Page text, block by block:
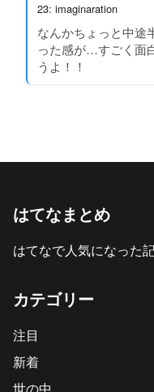
23: imaginaration
なんかちょっと中途
った感が…すごく面
うよ！！
はてなまとめ
はてなで人気になった
カテゴリー
注目
新着